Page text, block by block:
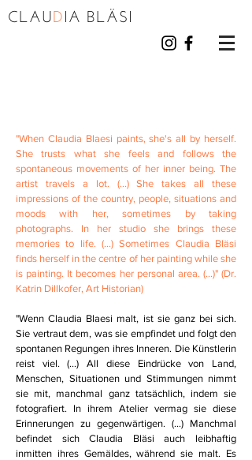
CLAUD I A BLÄS I
"When Claudia Blaesi paints, she's all by herself.
She trusts what she feels and follows the
spontaneous movements of her inner being. The
artist travels a lot. (...) She takes all these
impressions of the country, people, situations and
moods with her, sometimes by taking
photographs. In her studio she brings these
memories to life. (...) Sometimes Claudia Bläsi
finds herself in the centre of her painting while she
is painting. It becomes her personal area. (...)" (Dr.
Katrin Dillkofer, Art Historian)
"Wenn Claudia Blaesi malt, ist sie ganz bei sich.
Sie vertraut dem, was sie empfindet und folgt den
spontanen Regungen ihres Inneren. Die Künstlerin
reist viel. (...) All diese Eindrücke von Land,
Menschen, Situationen und Stimmungen nimmt
sie mit, manchmal ganz tatsächlich, indem sie
fotografiert. In ihrem Atelier vermag sie diese
Erinnerungen zu gegenwärtigen. (...) Manchmal
befindet sich Claudia Bläsi auch leibhaftig
inmitten ihres Gemäldes, während sie malt. Es